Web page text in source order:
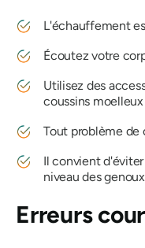
L'échauffement
Écoutez votre
Utilisez des
coussins
Tout problème de
Il convient
niveau des
Erreurs